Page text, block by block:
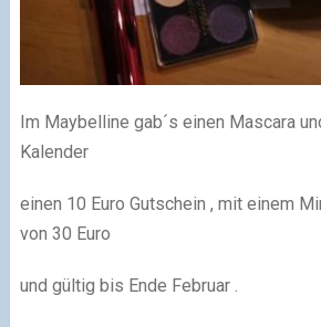
Im Maybelline gab´s einen Mascara
Kalender
einen 10 Euro Gutschein , mit einem
von 30 Euro
und gültig bis Ende Februar .